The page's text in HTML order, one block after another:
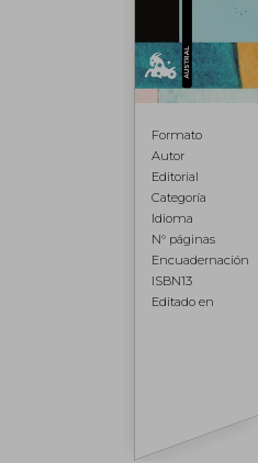
Formato
Autor
Editorial
Categoría
Idioma
N° páginas
Encuadernación
ISBN13
Editado en